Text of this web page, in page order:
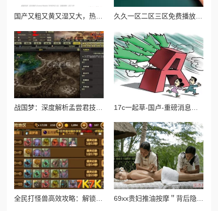
国产又粗又黄又湿又大，热销背后引发消费者对品质与安全的深思，市场反响强烈！ 久久一区二区三区免费播放：最新影视资源上线，畅享无限精彩内容，尽在指尖轻松获取！
全民打怪兽高效攻略：解锁并刷取4星伙伴的必备技巧与策略 69xx贵妇推油按摩＂背后隐藏着的奢华秘密，竟让无数客户心甘情愿排队！